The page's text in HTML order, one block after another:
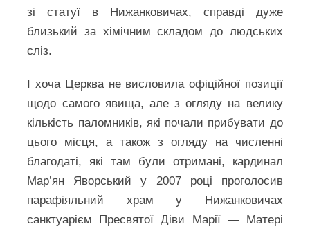
зі статуї в Нижанковичах, справді дуже
близький за хімічним складом до людських
сліз.
І хоча Церква не висловила офіційної позиції
щодо самого явища, але з огляду на велику
кількість паломників, які почали прибувати до
цього місця, а також з огляду на численні
благодаті, які там були отримані, кардинал
Мар’ян Яворський у 2007 році проголосив
парафіяльний храм у Нижанковичах
санктуарієм Пресвятої Діви Марії — Матері